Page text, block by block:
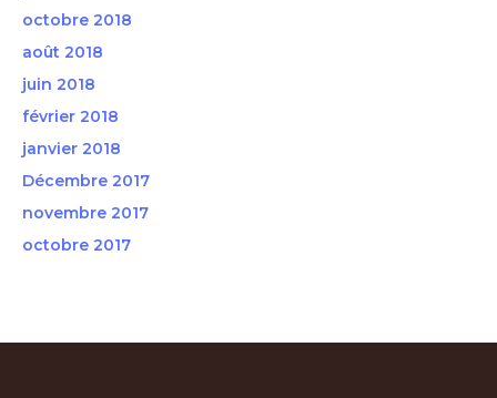
octobre 2018
août 2018
juin 2018
février 2018
janvier 2018
Décembre 2017
novembre 2017
octobre 2017